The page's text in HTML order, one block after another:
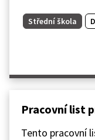
Střední škola
Pracovní list
Tento pracovní